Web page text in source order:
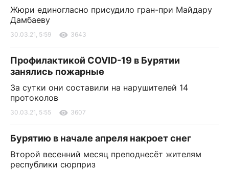
Жюри единогласно присудило гран-при Майдару
Дамбаеву
30.03.21, 5:59 3643
Профилактикой COVID-19 в Бурятии
занялись пожарные
За сутки они составили на нарушителей 14
протоколов
30.03.21, 5:55 3607
Бурятию в начале апреля накроет снег
Второй весенний месяц преподнесёт жителям
республики сюрприз